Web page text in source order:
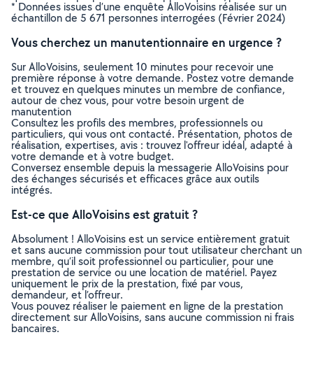
* Données issues d’une enquête AlloVoisins réalisée sur un
échantillon de 5 671 personnes interrogées (Février 2024)
Vous cherchez un manutentionnaire en urgence ?
Sur AlloVoisins, seulement 10 minutes pour recevoir une
première réponse à votre demande. Postez votre demande
et trouvez en quelques minutes un membre de confiance,
autour de chez vous, pour votre besoin urgent de
manutention
Consultez les profils des membres, professionnels ou
particuliers, qui vous ont contacté. Présentation, photos de
réalisation, expertises, avis : trouvez l'offreur idéal, adapté à
votre demande et à votre budget.
Conversez ensemble depuis la messagerie AlloVoisins pour
des échanges sécurisés et efficaces grâce aux outils
intégrés.
Est-ce que AlloVoisins est gratuit ?
Absolument ! AlloVoisins est un service entièrement gratuit
et sans aucune commission pour tout utilisateur cherchant un
membre, qu’il soit professionnel ou particulier, pour une
prestation de service ou une location de matériel. Payez
uniquement le prix de la prestation, fixé par vous,
demandeur, et l’offreur.
Vous pouvez réaliser le paiement en ligne de la prestation
directement sur AlloVoisins, sans aucune commission ni frais
bancaires.